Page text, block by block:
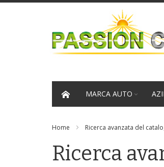
contenuto
MARCA AUTO
Home Ricerca avanzata del
Ricerca